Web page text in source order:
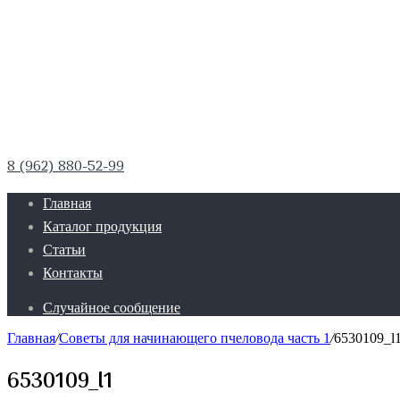
8 (962) 880-52-99
Главная
Каталог продукция
Статьи
Контакты
Случайное сообщение
Главная/Советы для начинающего пчеловода часть 1/
6530109_l1